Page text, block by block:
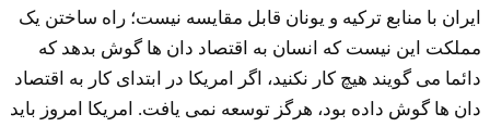
ایران با منابع ترکیه و یونان قابل مقایسه نیست؛ راه ساختن یک
مملکت این نیست که انسان به اقتصاد دان ها گوش بدهد که
دائما می گویند هیچ کار نکنید، اگر امریکا در ابتدای کار به اقتصاد
دان ها گوش داده بود، هرگز توسعه نمی یافت. امریکا امروز باید